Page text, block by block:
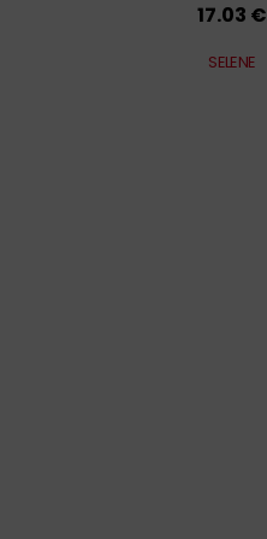
17.03 €
SELENE